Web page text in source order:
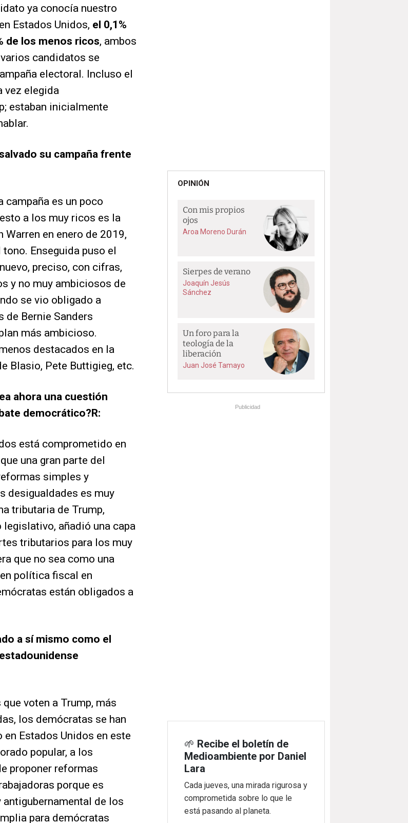
ya conocía nuestro
Estados Unidos, el 0,1%
de los menos ricos, ambos
candidatos se
electoral. Incluso el
vez elegida
estaban inicialmente
su campaña frente
campaña es un poco
a los muy ricos es la
en enero de 2019,
Enseguida puso el
preciso, con cifras,
y no muy ambiciosos de
se vio obligado a
de Bernie Sanders
más ambicioso.
destacados en la
Blasio, Pete Buttigieg, etc.
ahora una cuestión
democrático?R:
está comprometido en
una gran parte del
simples y
desigualdades es muy
tributaria de Trump,
añadió una capa
tributarios para los muy
que no sea como una
política fiscal en
están obligados a
a sí mismo como el
voten a Trump, más
los demócratas se han
Estados Unidos en este
popular, a los
proponer reformas
porque es
de los
para demócratas
OPINIÓN
Con mis propios
ojos
Aroa Moreno Durán
Sierpes de verano
Joaquín Jesús
Sánchez
Un foro para la
teología de la
liberación
Juan José Tamayo
Publicidad
🌱 Recibe el boletín de
Medioambiente por Daniel
Lara
Cada jueves, una mirada rigurosa y
comprometida sobre lo que le
está pasando al planeta.